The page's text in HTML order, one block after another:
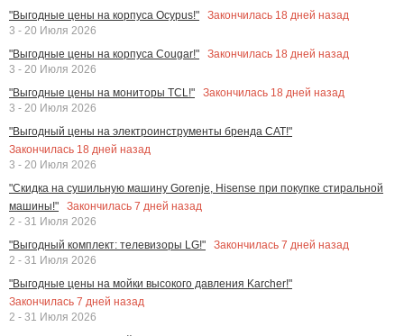
"Выгодные цены на корпуса Ocypus!"
Закончилась 18 дней назад
3 - 20 Июля 2026
"Выгодные цены на корпуса Cougar!"
Закончилась 18 дней назад
3 - 20 Июля 2026
"Выгодные цены на мониторы TCL!"
Закончилась 18 дней назад
3 - 20 Июля 2026
"Выгодный цены на электроинструменты бренда CAT!"
Закончилась 18 дней назад
3 - 20 Июля 2026
"Скидка на сушильную машину Gorenje, Hisense при покупке стиральной
машины!"
Закончилась 7 дней назад
2 - 31 Июля 2026
"Выгодный комплект: телевизоры LG!"
Закончилась 7 дней назад
2 - 31 Июля 2026
"Выгодные цены на мойки высокого давления Karcher!"
Закончилась 7 дней назад
2 - 31 Июля 2026